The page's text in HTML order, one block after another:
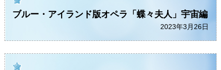
ブルー・アイランド版オペラ「蝶々夫人」宇宙編
2023年3月26日